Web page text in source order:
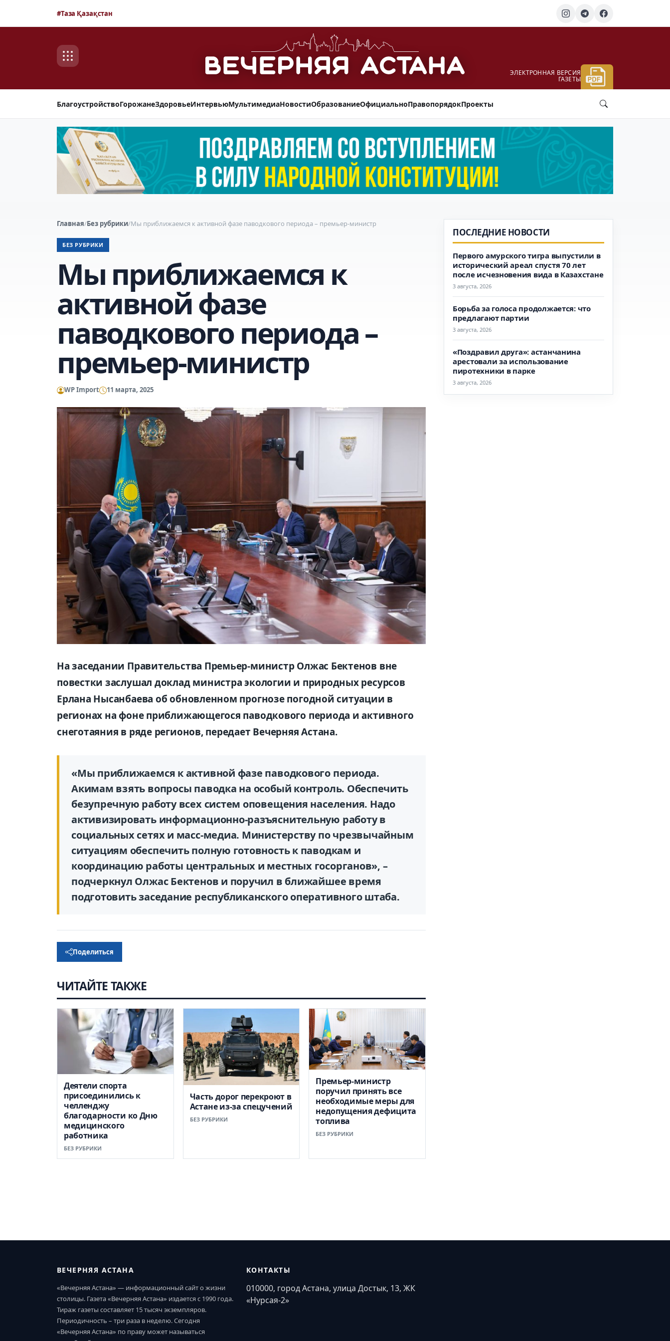
#Таза Қазақстан
ЭЛЕКТРОННАЯ ВЕРСИЯ
ГАЗЕТЫ
БлагоустройствоГорожанеЗдоровьеИнтервьюМультимедиаНовостиОбразованиеОфициальноПравопорядокПроекты
Главная/Без рубрики/Мы приближаемся к активной фазе паводкового периода – премьер-министр
БЕЗ РУБРИКИ
Мы приближаемся к
активной фазе
паводкового периода –
премьер-министр
WP Import 11 марта, 2025
На заседании Правительства Премьер-министр Олжас Бектенов вне
повестки заслушал доклад министра экологии и природных ресурсов
Ерлана Нысанбаева об обновленном прогнозе погодной ситуации в
регионах на фоне приближающегося паводкового периода и активного
снеготаяния в ряде регионов, передает Вечерняя Астана.
«Мы приближаемся к активной фазе паводкового периода.
Акимам взять вопросы паводка на особый контроль. Обеспечить
безупречную работу всех систем оповещения населения. Надо
активизировать информационно-разъяснительную работу в
социальных сетях и масс-медиа. Министерству по чрезвычайным
ситуациям обеспечить полную готовность к паводкам и
координацию работы центральных и местных госорганов», –
подчеркнул Олжас Бектенов и поручил в ближайшее время
подготовить заседание республиканского оперативного штаба.
Поделиться
ЧИТАЙТЕ ТАКЖЕ
Деятели спорта
присоединились к
челленджу
благодарности ко Дню
медицинского
работника
БЕЗ РУБРИКИ
Часть дорог перекроют в
Астане из-за спецучений
БЕЗ РУБРИКИ
Премьер-министр
поручил принять все
необходимые меры для
недопущения дефицита
топлива
БЕЗ РУБРИКИ
ПОСЛЕДНИЕ НОВОСТИ
Первого амурского тигра выпустили в
исторический ареал спустя 70 лет
после исчезновения вида в Казахстане
3 августа, 2026
Борьба за голоса продолжается: что
предлагают партии
3 августа, 2026
«Поздравил друга»: астанчанина
арестовали за использование
пиротехники в парке
3 августа, 2026
ВЕЧЕРНЯЯ АСТАНА
«Вечерняя Астана» — информационный сайт о жизни
столицы. Газета «Вечерняя Астана» издается с 1990 года.
Тираж газеты составляет 15 тысяч экземпляров.
Периодичность – три раза в неделю. Сегодня
«Вечерняя Астана» по праву может называться
КОНТАКТЫ
010000, город Астана, улица Достык, 13, ЖК
«Нурсая-2»